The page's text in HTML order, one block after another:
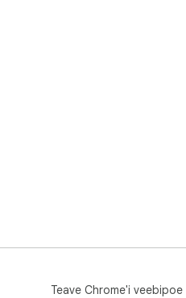
Teave Chrome'i